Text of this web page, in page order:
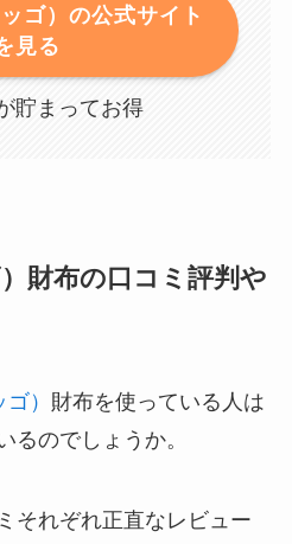
ゴ）の公式サイト
見る
貯まってお得
財布の口コミ評判や
） 財布を使っている人は
るのでしょうか。
それぞれ正直なレビュー